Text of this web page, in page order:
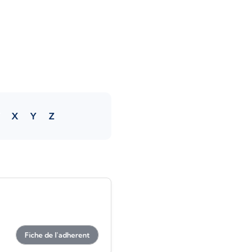
X Y Z
Fiche de l'adherent